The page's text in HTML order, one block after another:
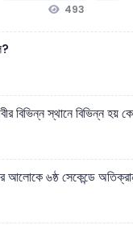
493
বিভিন্ন স্থানে বিভিন্ন হয়
আলোকে ৬ষ্ঠ সেকেন্ডে